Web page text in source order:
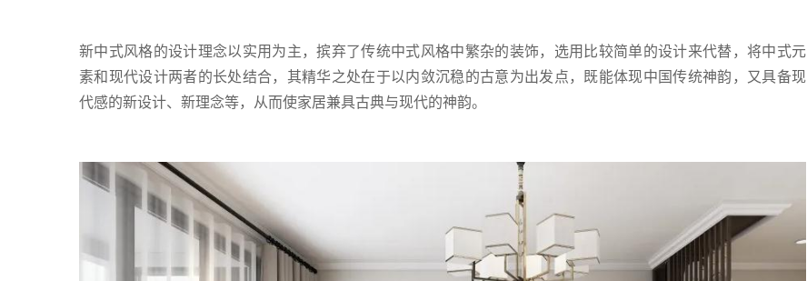
新中式风格的设计理念以实用为主，摈弃了传统中式风格中繁杂的装饰，选用比较简单的设计来代替，将中式元
素和现代设计两者的长处结合，其精华之处在于以内敛沉稳的古意为出发点，既能体现中国传统神韵，又具备现
代感的新设计、新理念等，从而使家居兼具古典与现代的神韵。